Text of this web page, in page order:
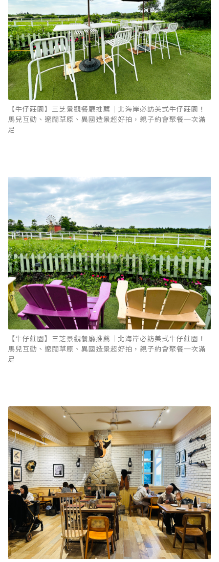
【牛仔莊園】三芝景觀餐廳推薦｜北海岸必訪美式牛仔莊園！
馬兒互動、遼闊草原、異國造景超好拍，親子約會聚餐一次滿
足
【牛仔莊園】三芝景觀餐廳推薦｜北海岸必訪美式牛仔莊園！
馬兒互動、遼闊草原、異國造景超好拍，親子約會聚餐一次滿
足